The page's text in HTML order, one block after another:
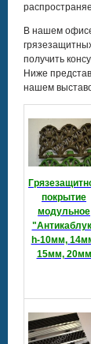
В нашем
получить
Ниже
нашем
покрытие
модульное
h-10мм,
15мм, 20мм